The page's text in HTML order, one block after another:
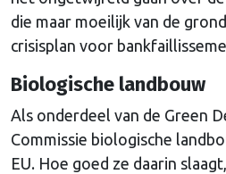
die maar moeilijk van de
crisisplan voor
Biologische landbouw
Als onderdeel van de Green
Commissie biologische
EU. Hoe goed ze daarin